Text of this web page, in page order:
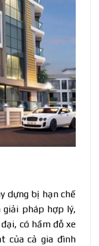
dựng bị hạn chế
giải pháp hợp lý,
có hầm đỗ xe
của cả gia đình